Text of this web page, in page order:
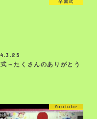
卒園式
～たくさんのありがとう
Youtube